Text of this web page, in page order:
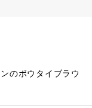
のボウタイブラウ